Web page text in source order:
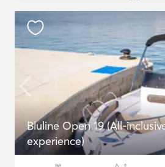
Bluline Open 19 (All-
experience)